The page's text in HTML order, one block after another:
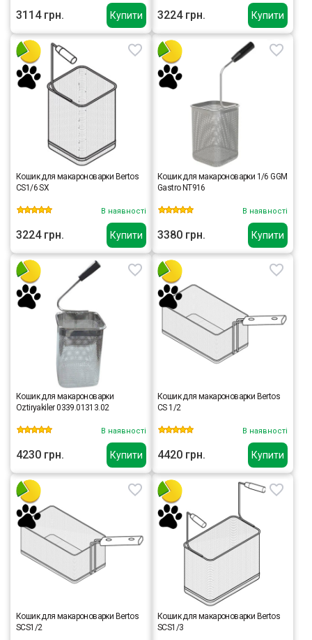
Купити
3114 грн. Купити
3224 грн.
Купити
Кошик для макароноварки Bertos
CS1/6 SX
В наявності
3224 грн. Купити
Кошик для макароноварки 1/6 GGM
Gastro NT916
В наявності
3380 грн.
Купити
Кошик для макароноварки
Oztiryakiler 0339.01313.02
В наявності
4230 грн. Купити
Кошик для макароноварки Bertos
CS 1/2
В наявності
4420 грн.
Кошик для макароноварки Bertos
SCS1/2
Кошик для макароноварки Bertos
SCS1/3